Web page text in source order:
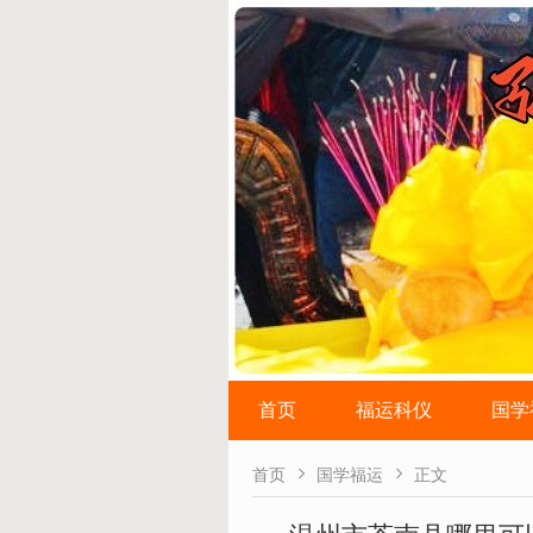
首页 福运科仪 国
首页  国学福运  正文